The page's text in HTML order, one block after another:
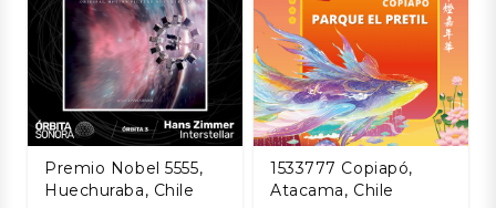
Premio Nobel 5555,
Huechuraba, Chile
1533777 Copiapó,
Atacama, Chile